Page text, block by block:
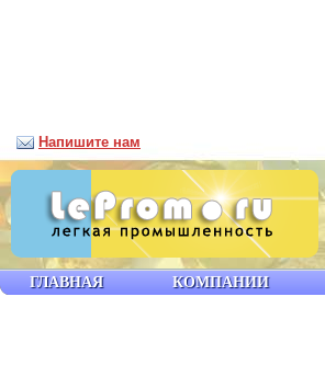
ГЛАВНАЯ КОМПАНИИ
Напишите нам